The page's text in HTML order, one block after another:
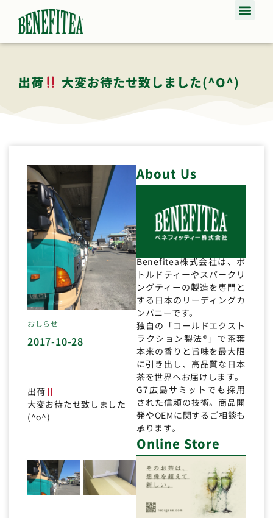
出荷 大変お待たせ致しました(^o^)
おしらせ
2017-10-28
出荷
大変お待たせ致しました
(^o^)
About Us
Benefitea株式会社は、ボ
トルドティーやスパークリ
ングティーの製造を専門と
する日本のリーディングカ
ンパニーです。
独自の「コールドエクスト
ラクション製法®」で茶葉
本来の香りと旨味を最大限
に引き出し、高品質な日本
茶を世界へお届けします。
G7広島サミットでも採用
された信頼の技術。商品開
発やOEMに関するご相談も
承ります。
Online Store